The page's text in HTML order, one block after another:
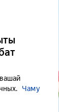
Чаму